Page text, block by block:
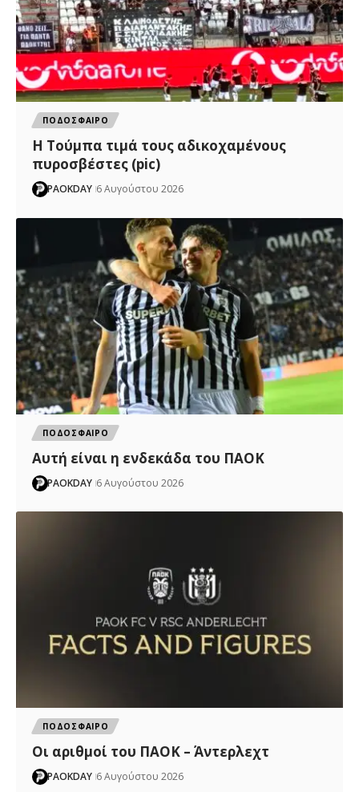
ΠΟΔΟΣΦΑΙΡΟ
H Tούμπα τιμά τους αδικοχαμένους
πυροσβέστες (pic)
PAOKDAY 6 Αυγούστου 2026
ΠΟΔΟΣΦΑΙΡΟ
Αυτή είναι η ενδεκάδα του ΠΑΟΚ
PAOKDAY 6 Αυγούστου 2026
ΠΟΔΟΣΦΑΙΡΟ
Oι αριθμοί του ΠΑΟΚ – Άντερλεχτ
PAOKDAY 6 Αυγούστου 2026